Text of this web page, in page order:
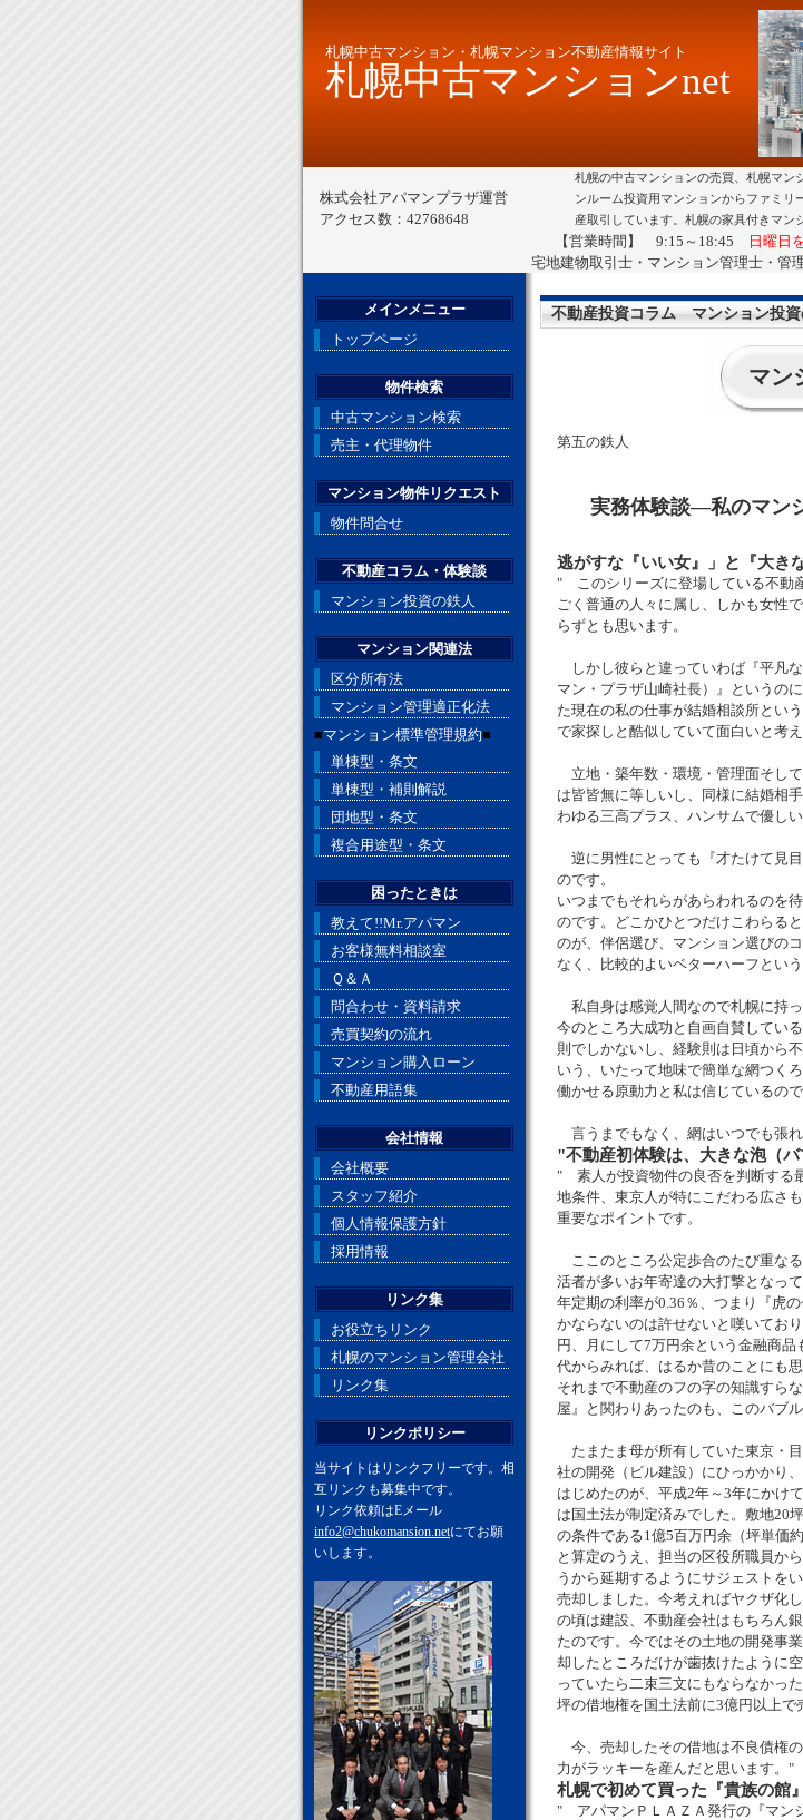
札幌中古マンション・札幌マンション不動産情報サイト
札幌中古マンションnet
株式会社アパマンプラザ運営
アクセス数：42768648
札幌の中古マンションの売買、札幌マン
ンルーム投資用マンションからファミ
産取引しています。札幌の家具付きマン
【営業時間】 9:15～18:45 日曜日
宅地建物取引士・マンション管理士・管
不動産投資コラム マンション投資
マン
第五の鉄人
実務体験談―私のマン
逃がすな『いい女』」と『大き
" このシリーズに登場している不動
ごく普通の人々に属し、しかも女性
らずとも思います。
しかし彼らと違っていわば『平凡
マン・プラザ山崎社長）』というの
た現在の私の仕事が結婚相談所とい
で家探しと酷似していて面白いと考
立地・築年数・環境・管理面そし
は皆皆無に等しいし、同様に結婚相
わゆる三高プラス、ハンサムで優し
逆に男性にとっても『才たけて見
のです。
いつまでもそれらがあらわれるのを
のです。どこかひとつだけこわらる
のが、伴侶選び、マンション選びの
なく、比較的よいベターハーフとい
私自身は感覚人間なので札幌に持
今のところ大成功と自画自賛してい
則でしかないし、経験則は日頃から
いう、いたって地味で簡単な網つく
働かせる原動力と私は信じているので
言うまでもなく、網はいつでも張
"不動産初体験は、大きな泡（
" 素人が投資物件の良否を判断する
地条件、東京人が特にこだわる広さ
重要なポイントです。
ここのところ公定歩合のたび重な
活者が多いお年寄達の大打撃となっ
年定期の利率が0.36％、つまり『虎
かならないのは許せないと嘆いてお
円、月にして7万円余という金融商
代からみれば、はるか昔のことにも
それまで不動産のフの字の知識すら
屋』と関わりあったのも、このバブル
たまたま母が所有していた東京・
社の開発（ビル建設）にひっかかり
はじめたのが、平成2年～3年にかけ
は国土法が制定済みでした。敷地20
の条件である1億5百万円余（坪単価
と算定のうえ、担当の区役所職員か
うから延期するようにサジェストを
売却しました。今考えればヤクザ化
の頃は建設、不動産会社はもちろん
たのです。今ではその土地の開発事
却したところだけが歯抜けたように
っていたら二束三文にもならなかっ
坪の借地権を国土法前に3億円以上で
今、売却したその借地は不良債権
力がラッキーを産んだと思います。"
札幌で初めて買った『貴族の館』
" アパマンＰＬＡＺＡ発行の『マン
メインメニュー
トップページ
物件検索
中古マンション検索
売主・代理物件
マンション物件リクエスト
物件問合せ
不動産コラム・体験談
マンション投資の鉄人
マンション関連法
区分所有法
マンション管理適正化法
■マンション標準管理規約■
単棟型・条文
単棟型・補則解説
団地型・条文
複合用途型・条文
困ったときは
教えて!!Mr.アパマン
お客様無料相談室
Ｑ＆Ａ
問合わせ・資料請求
売買契約の流れ
マンション購入ローン
不動産用語集
会社情報
会社概要
スタッフ紹介
個人情報保護方針
採用情報
リンク集
お役立ちリンク
札幌のマンション管理会社
リンク集
リンクポリシー
当サイトはリンクフリーです。相
互リンクも募集中です。
リンク依頼はEメール
info2@chukomansion.netにてお願
いします。